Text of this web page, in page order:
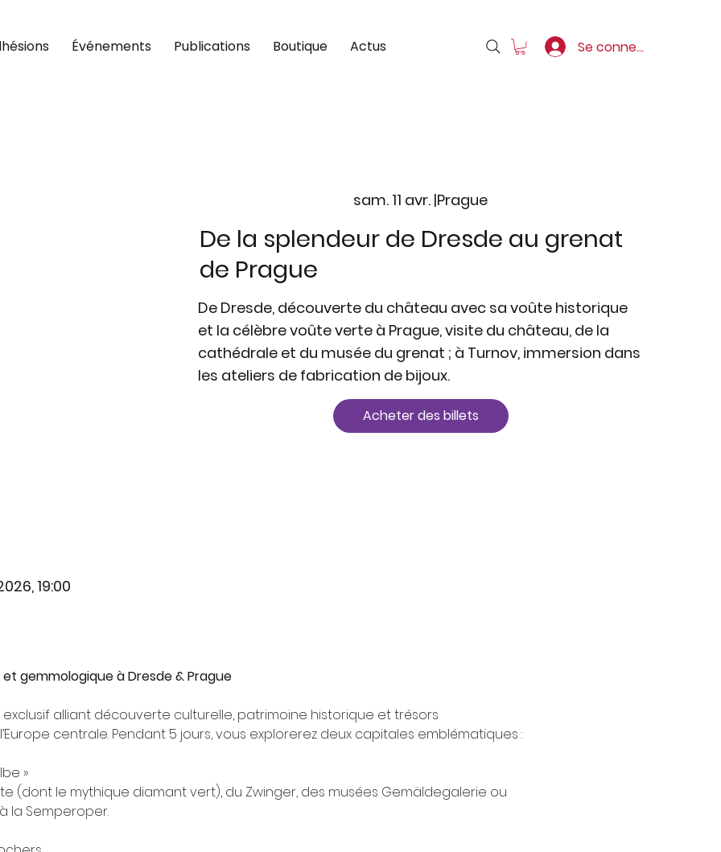
Événements Publications Boutique Actus Se connecter
sam. 11 avr. |Prague
De la splendeur de Dresde au grenat
de Prague
De Dresde, découverte du château avec sa voûte historique
et la célèbre voûte verte à Prague, visite du château, de la
cathédrale et du musée du grenat ; à Turnov, immersion dans
les ateliers de fabrication de bijoux.
Acheter des billets
19:00
gemmologique à Dresde & Prague
exclusif alliant découverte culturelle, patrimoine historique et trésors
centrale. Pendant 5 jours, vous explorerez deux capitales emblématiques :
»
(dont le mythique diamant vert), du Zwinger, des musées Gemäldegalerie ou
la Semperoper.